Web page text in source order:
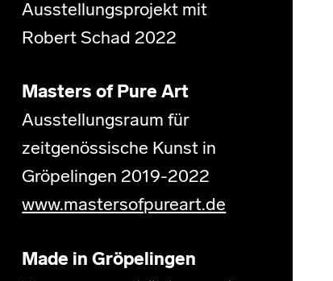
Ausstellungsprojekt mit
Robert Schad 2022
Masters of Pure Art
Ausstellungsraum für
zeitgenössische Kunst in
Gröpelingen 2019-2022
www.mastersofpureart.de
Made in Gröpelingen